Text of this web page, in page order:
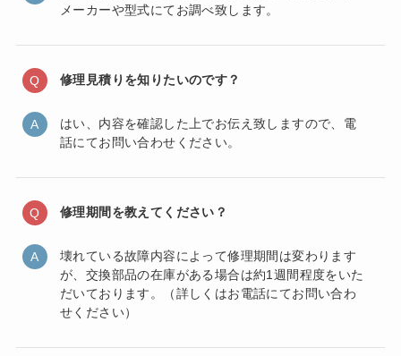
メーカーや型式にてお調べ致します。
修理見積りを知りたいのです？
はい、内容を確認した上でお伝え致しますので、電
話にてお問い合わせください。
修理期間を教えてください？
壊れている故障内容によって修理期間は変わります
が、交換部品の在庫がある場合は約1週間程度をいた
だいております。（詳しくはお電話にてお問い合わ
せください）